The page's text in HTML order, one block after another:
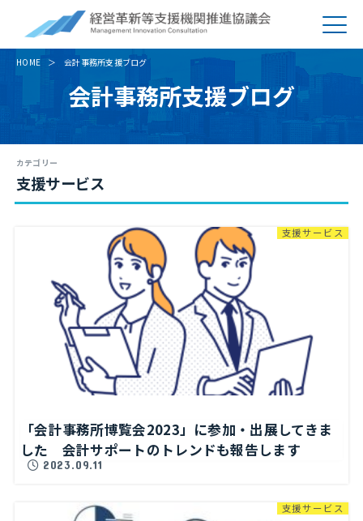
HOME 会計事務所支援ブログ
会計事務所支援ブログ
カテゴリー
支援サービス
支援サービス
「会計事務所博覧会2023」に参加・出展してきま
した 会計サポートのトレンドも報告します
2023.09.11
支援サービス